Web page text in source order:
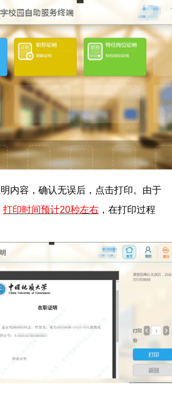
内容，确认无误后，点击打印。由于
打印时间预计20秒左右 ，在打印过程